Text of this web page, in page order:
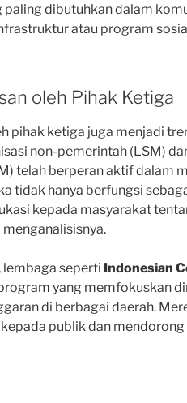
paling dibutuhkan dalam
atau program
oleh Pihak Ketiga
pihak ketiga juga menjadi
non-pemerintah (LSM)
telah berperan aktif dalam
tidak hanya berfungsi
kepada masyarakat
lembaga seperti Indonesian
yang memfokuskan
di berbagai daerah.
publik dan